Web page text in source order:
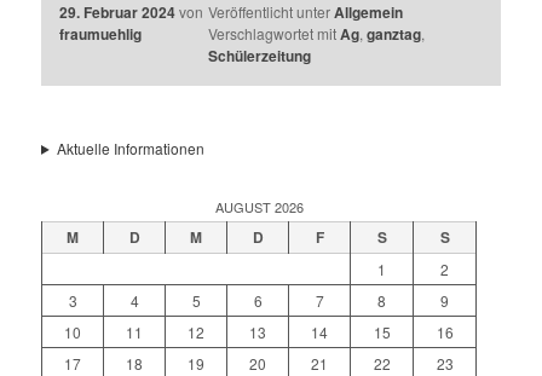
29. Februar 2024von
fraumuehlig
Veröffentlicht unter Allgemein
Verschlagwortet mit Ag,ganztag,
Schülerzeitung
Aktuelle Informationen
AUGUST 2026
M D M D F S S
1
2
3
4 5 6 7 8
9
10
11 12 13 14 15
16
17
18 19 20 21 22 23